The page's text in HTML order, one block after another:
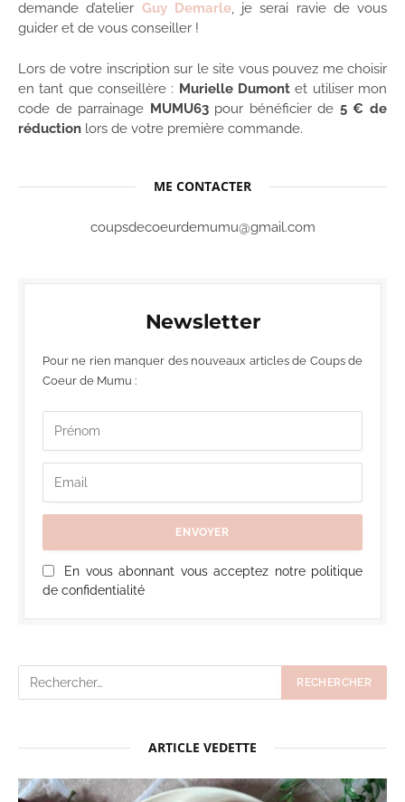
demande d’atelier Guy Demarle, je serai ravie de vous
guider et de vous conseiller !
Lors de votre inscription sur le site vous pouvez me choisir
en tant que conseillère : Murielle Dumont et utiliser mon
code de parrainage MUMU63pour bénéficier de 5 € de
réduction lors de votre première commande.
ME CONTACTER
coupsdecoeurdemumu@gmail.com
Newsletter
Pour ne rien manquer des nouveaux articles de Coups de
Coeur de Mumu :
En vous abonnant vous acceptez notre politique
de confidentialité
ARTICLE VEDETTE